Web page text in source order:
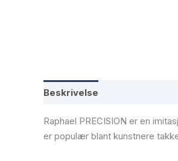
Beskrivelse
Raphael PRECISION er en
er populær blant kunstnere